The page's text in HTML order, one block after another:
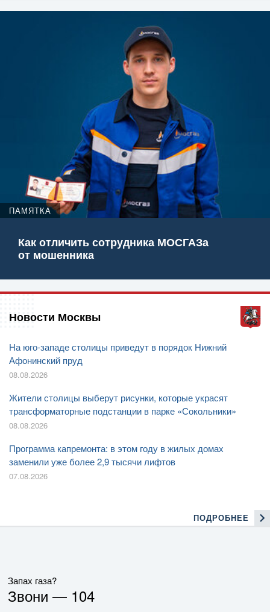
ПАМЯТКА
Как отличить сотрудника МОСГАЗа
от мошенника
Новости Москвы
На юго-западе столицы приведут в порядок Нижний
Афонинский пруд
08.08.2026
Жители столицы выберут рисунки, которые украсят
трансформаторные подстанции в парке «Сокольники»
08.08.2026
Программа капремонта: в этом году в жилых домах
заменили уже более 2,9 тысячи лифтов
07.08.2026
ПОДРОБНЕЕ
Запах газа?
Звони — 104